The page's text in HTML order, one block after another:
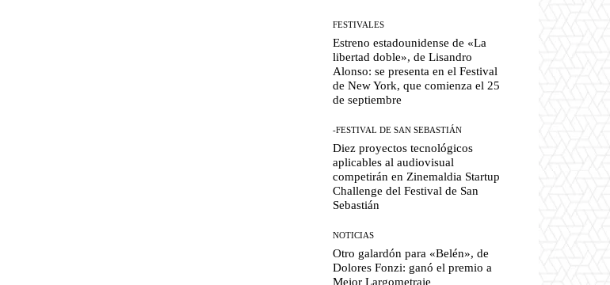
FESTIVALES
Estreno estadounidense de «La
libertad doble», de Lisandro
Alonso: se presenta en el Festival
de New York, que comienza el 25
de septiembre
-FESTIVAL DE SAN SEBASTIÁN
Diez proyectos tecnológicos
aplicables al audiovisual
competirán en Zinemaldia Startup
Challenge del Festival de San
Sebastián
NOTICIAS
Otro galardón para «Belén», de
Dolores Fonzi: ganó el premio a
Mejor Largometraje